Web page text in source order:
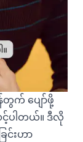
တွက် ပျော်ဖို့
င့်ပါတယ်။ ဒီလို
င်းဟာ